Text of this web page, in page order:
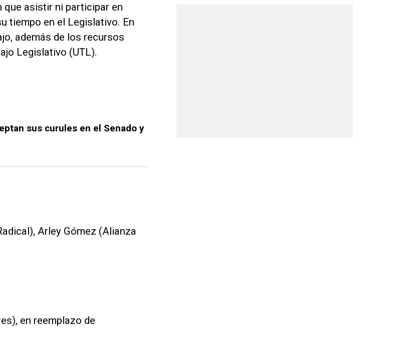
que asistir ni participar en
tiempo en el Legislativo. En
además de los recursos
Legislativo (UTL).
sus curules en el Senado y
Arley Gómez (Alianza
en reemplazo de